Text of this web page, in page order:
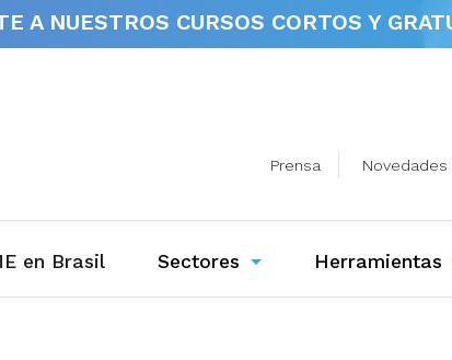
A NUESTROS CURSOS CORTOS Y
Prensa Novedades
en Brasil(current)Sectores Herramientas